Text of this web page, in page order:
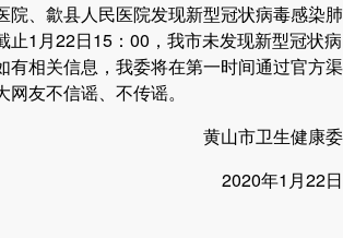
院、歙县人民医院发现新型冠状病毒感染肺
止1月22日15：00，我市未发现新型冠状病
有相关信息，我委将在第一时间通过官方渠
友不信谣、不传谣。
黄山市卫生健康委
2020年1月22日